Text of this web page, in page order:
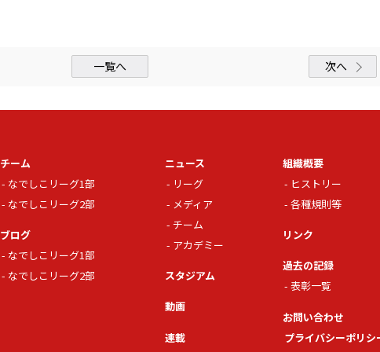
一覧へ 次へ
チーム
なでしこリーグ1部
なでしこリーグ2部
ブログ
なでしこリーグ1部
なでしこリーグ2部
ニュース
リーグ
メディア
チーム
アカデミー
スタジアム
動画
連載
組織概要
ヒストリー
各種規則等
リンク
過去の記録
表彰一覧
お問い合わせ
プライバシーポリシ